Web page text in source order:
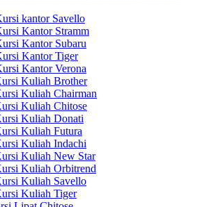
kantor Savello
Kantor Stramm
Kantor Subaru
Kantor Tiger
Kantor Verona
Kuliah Brother
Kuliah Chairman
Kuliah Chitose
Kuliah Donati
Kuliah Futura
Kuliah Indachi
Kuliah New Star
Kuliah Orbitrend
Kuliah Savello
Kuliah Tiger